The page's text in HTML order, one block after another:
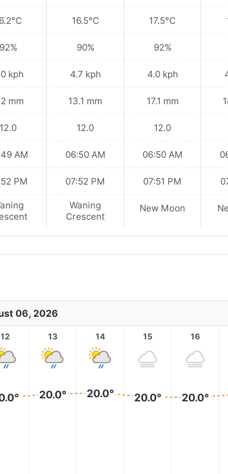
92%
kph
mm
12.0
AM
PM
16.5°C
90%
4.7 kph
13.1 mm
12.0
06:50 AM
07:52 PM
Waning
Crescent
17.5°C
92%
4.0 kph
17.1 mm
12.0
06:50 AM
07:51 PM
New Moon
06, 2026
12 13
20.0°
14
20.0°
15
20.0°
16
20.0°